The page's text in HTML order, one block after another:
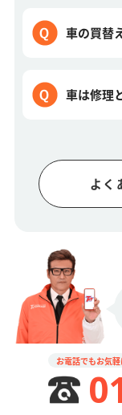
車の買替
車は修理
よく
お電話でもお気軽